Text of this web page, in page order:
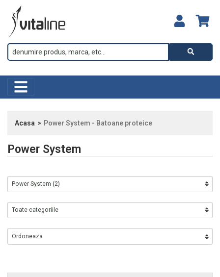
Acasa Power System - Batoane proteice
Power System